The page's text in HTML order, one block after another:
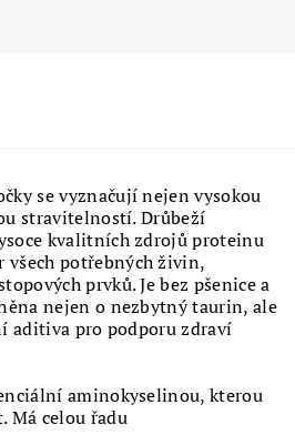
se vyznačují nejen vysokou
stravitelností. Drůbeží
kvalitních zdrojů proteinu
všech potřebných živin,
prvků. Je bez pšenice a
nejen o nezbytný taurin, ale
aditiva pro podporu zdraví
aminokyselinou, kterou
Má celou řadu